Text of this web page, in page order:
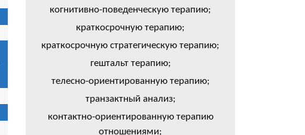
когнитивно-поведенческую терапию;
краткосрочную терапию;
краткосрочную стратегическую терапию;
гештальт терапию;
телесно-ориентированную терапию;
транзактный анализ;
контактно-ориентированную терапию
отношениями;